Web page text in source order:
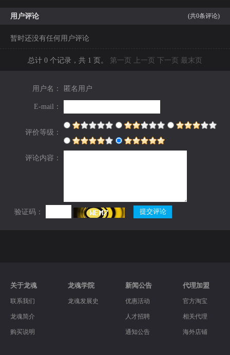
用户评论 (共0条评论)
暂时还没有任何用户评论
总计 0 个记录，共 1 页。 第一页 上一页 下一页 最末页
用户名： 匿名用户
E-mail：
评价等级：
评论内容：
验证码：
关于龙魂
联系我们
龙魂简介
购买说明
龙魂学院
龙魂发展史
新闻公告
优惠活动
人才招聘
通知公告
代理加盟
官方淘宝
相关代理
海外店铺